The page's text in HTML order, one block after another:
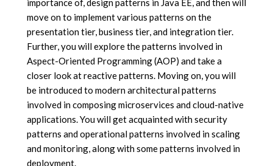
importance of, design patterns in Java EE, and then will
move on to implement various patterns on the
presentation tier, business tier, and integration tier.
Further, you will explore the patterns involved in
Aspect-Oriented Programming (AOP) and take a
closer look at reactive patterns. Moving on, you will
be introduced to modern architectural patterns
involved in composing microservices and cloud-native
applications. You will get acquainted with security
patterns and operational patterns involved in scaling
and monitoring, along with some patterns involved in
deployment.